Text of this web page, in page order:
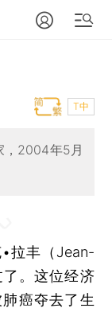
T中
，2004年5月
拉丰（Jean-
。这位经济
癌夺去了生